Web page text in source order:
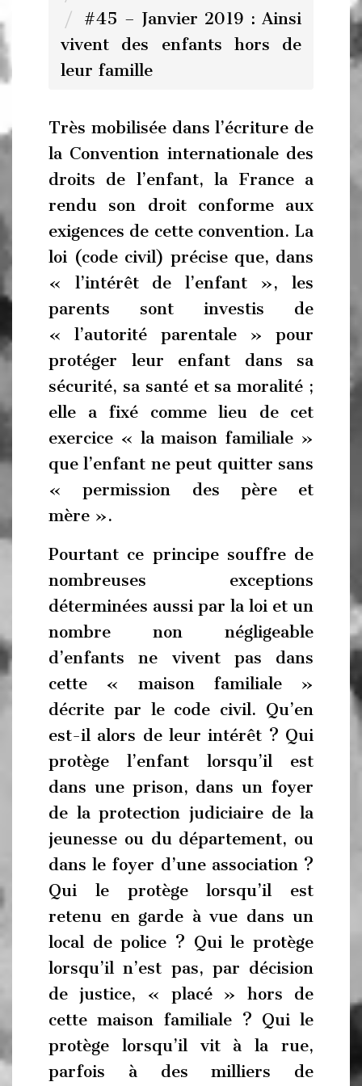
#45 – Janvier 2019 : Ainsi
vivent des enfants hors de
leur famille
Très mobilisée dans l’écriture de
la Convention internationale des
droits de l’enfant, la France a
rendu son droit conforme aux
exigences de cette convention. La
loi (code civil) précise que, dans
« l’intérêt de l’enfant », les
parents sont investis de
« l’autorité parentale » pour
protéger leur enfant dans sa
sécurité, sa santé et sa moralité ;
elle a fixé comme lieu de cet
exercice « la maison familiale »
que l’enfant ne peut quitter sans
« permission des père et
mère ».
Pourtant ce principe souffre de
nombreuses exceptions
déterminées aussi par la loi et un
nombre non négligeable
d’enfants ne vivent pas dans
cette « maison familiale »
décrite par le code civil. Qu’en
est-il alors de leur intérêt ? Qui
protège l’enfant lorsqu’il est
dans une prison, dans un foyer
de la protection judiciaire de la
jeunesse ou du département, ou
dans le foyer d’une association ?
Qui le protège lorsqu’il est
retenu en garde à vue dans un
local de police ? Qui le protège
lorsqu’il n’est pas, par décision
de justice, « placé » hors de
cette maison familiale ? Qui le
protège lorsqu’il vit à la rue,
parfois à des milliers de